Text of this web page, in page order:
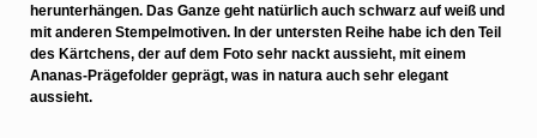
herunterhängen. Das Ganze geht natürlich auch schwarz auf weiß und
mit anderen Stempelmotiven. In der untersten Reihe habe ich den Teil
des Kärtchens, der auf dem Foto sehr nackt aussieht, mit einem
Ananas-Prägefolder geprägt, was in natura auch sehr elegant
aussieht.